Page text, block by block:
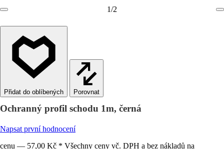
1/2
Porovnat
Ochranný profil schodu 1m, černá
Napsat první hodnocení
cenu — 57,00 Kč * Všechny ceny vč. DPH a bez nákladů na